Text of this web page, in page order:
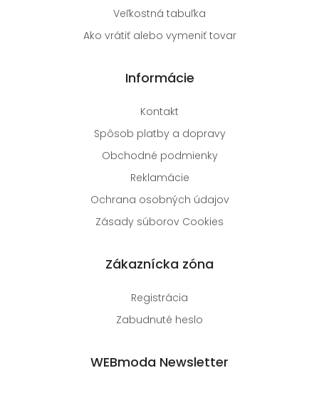
Veľkostná tabuľka
Ako vrátiť alebo vymeniť tovar
Informácie
Kontakt
Spôsob platby a dopravy
Obchodné podmienky
Reklamácie
Ochrana osobných údajov
Zásady súborov Cookies
Zákaznícka zóna
Registrácia
Zabudnuté heslo
WEBmoda Newsletter